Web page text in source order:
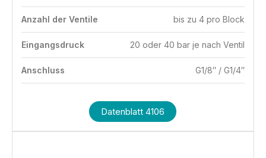
Anzahl der Ventile bis zu 4 pro Block
Eingangsdruck 20 oder 40 bar je nach Ventil
Anschluss G1/8″ / G1/4″
Datenblatt 4106